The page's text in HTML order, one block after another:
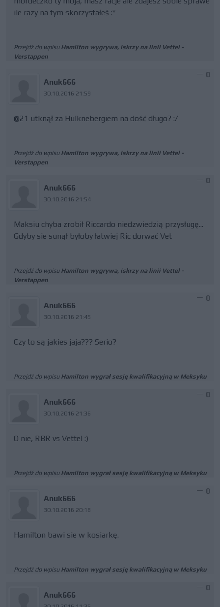
ile razy na tym skorzystałeś :*
Przejdź do wpisu Hamilton wygrywa, iskrzy na linii Vettel -
Verstappen
Anuk666
30.10.2016 21:59
0
@21 utknął za Hulknebergiem na dość długo? :/
Przejdź do wpisu Hamilton wygrywa, iskrzy na linii Vettel -
Verstappen
Anuk666
30.10.2016 21:54
0
Maksiu chyba zrobił Riccardo niedzwiedzią przysługę...
Gdyby sie sunął byłoby łatwiej Ric dorwać Vet
Przejdź do wpisu Hamilton wygrywa, iskrzy na linii Vettel -
Verstappen
Anuk666
30.10.2016 21:45
0
Czy to są jakies jaja??? Serio?
Przejdź do wpisu Hamilton wygrał sesję kwalifikacyjną w Meksyku
Anuk666
30.10.2016 21:36
0
O nie, RBR vs Vettel :)
Przejdź do wpisu Hamilton wygrał sesję kwalifikacyjną w Meksyku
Anuk666
30.10.2016 20:18
0
Hamilton bawi sie w kosiarkę.
Przejdź do wpisu Hamilton wygrał sesję kwalifikacyjną w Meksyku
Anuk666
0